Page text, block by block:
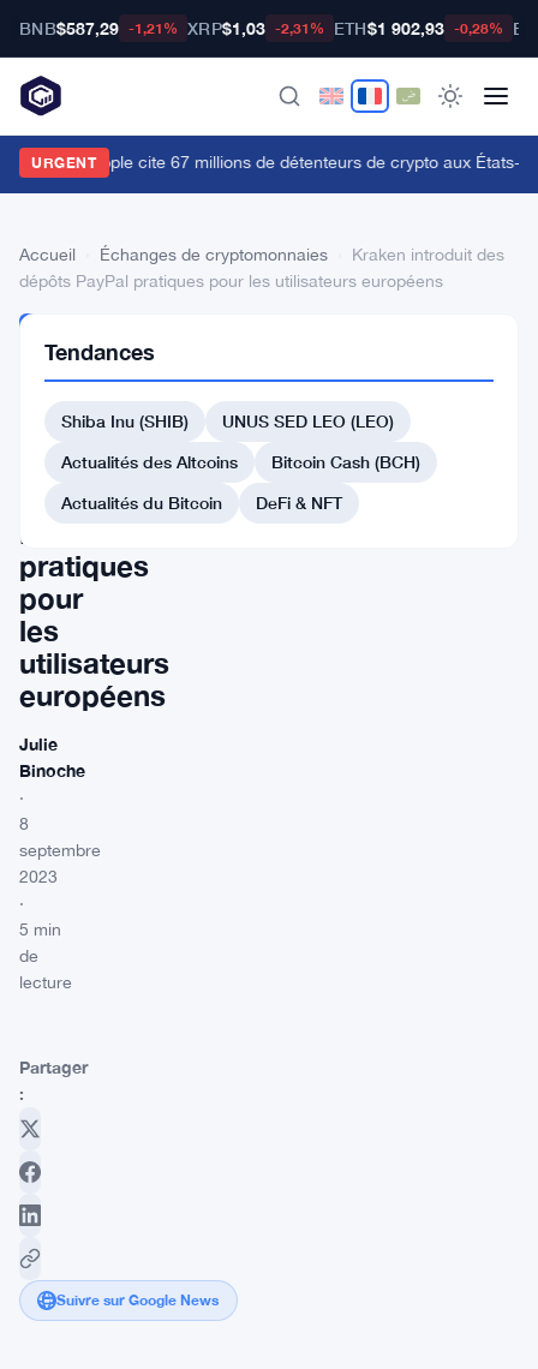
BNB$587,29 -1,21% XRP$1,03 -2,31% ETH$1 902,93 -0,28%
URGENT
CLO de Ripple cite 67 millions de détenteurs de crypto aux États-
Accueil Échanges de cryptomonnaies
Kraken introduit des
dépôts PayPal pratiques pour les utilisateurs européens
CRYPTOMONNAIES
introduit
des
dépôts
PayPal
pratiques
pour
les
utilisateurs
européens
Julie
Binoche
·
8
septembre
2023
·
5 min
de
lecture
Partager
:
Suivre sur Google News
Tendances
Shiba Inu (SHIB)
UNUS SED LEO (LEO)
Actualités des Altcoins
Bitcoin Cash (BCH)
Actualités du Bitcoin
DeFi & NFT